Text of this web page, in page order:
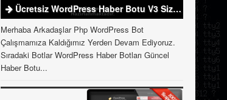
Ücretsiz WordPress Haber Botu V3 Sizlerle
Merhaba Arkadaşlar Php WordPress Bot
Çalışmamıza Kaldığımız Yerden Devam Ediyoruz.
Sıradaki Botlar WordPress Haber Botları Güncel
Haber Botu...